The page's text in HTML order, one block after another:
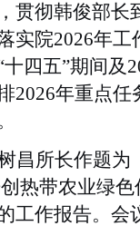
贯彻韩俊部长
实院2026年工
四五”期间及
2026年重点任
昌所长作题为
热带农业绿
工作报告。会